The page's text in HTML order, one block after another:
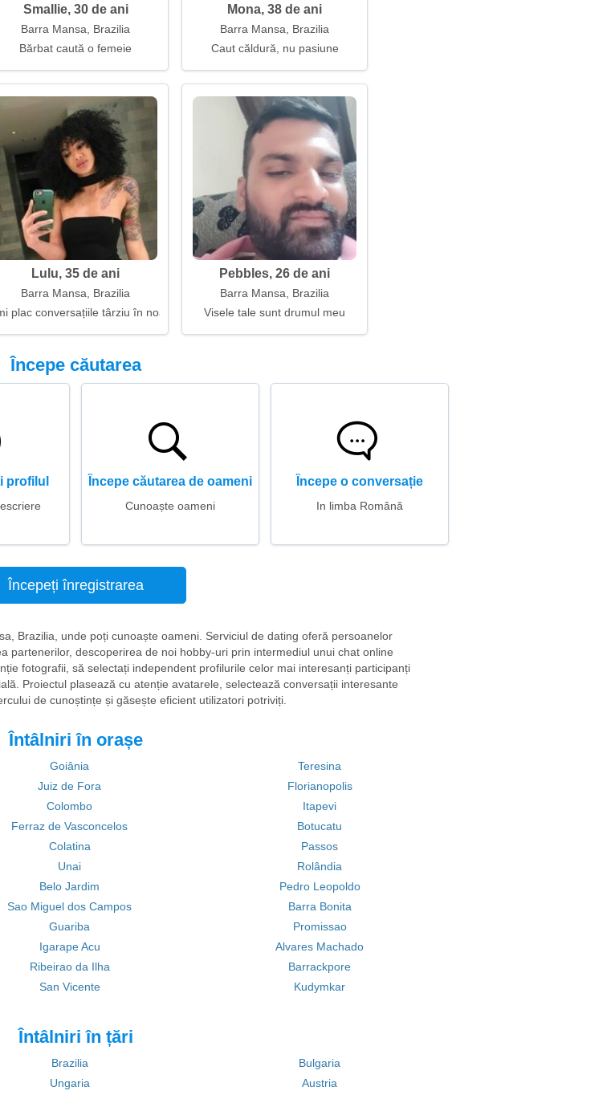
Smallie, 30 de ani
Barra Mansa, Brazilia
Bărbat caută o femeie
Mona, 38 de ani
Barra Mansa, Brazilia
Caut căldură, nu pasiune
Lulu, 35 de ani
Barra Mansa, Brazilia
plac conversațiile târziu în noapte și ceaiul
Pebbles, 26 de ani
Barra Mansa, Brazilia
Visele tale sunt drumul meu
Începe căutarea
profilul Începe căutarea de oameni
Cunoaște oameni
Începe o conversație
In limba Română
Începeți înregistrarea
Brazilia, unde poți cunoaște oameni. Serviciul de dating oferă persoanelor
partenerilor, descoperirea de noi hobby-uri prin intermediul unui chat online
fotografii, să selectați independent profilurile celor mai interesanți participanți
Proiectul plasează cu atenție avatarele, selectează conversații interesante
de cunoștințe și găsește eficient utilizatori potriviți.
Întâlniri în orașe
Goiânia
Teresina
Juiz de Fora
Florianopolis
Colombo
Itapevi
Ferraz de Vasconcelos
Botucatu
Colatina
Passos
Unai
Rolândia
Belo Jardim
Pedro Leopoldo
Sao Miguel dos Campos
Barra Bonita
Guariba
Promissao
Igarape Acu
Alvares Machado
Ribeirao da Ilha
Barrackpore
San Vicente Kudymkar
Întâlniri în țări
Brazilia
Bulgaria
Ungaria Austria